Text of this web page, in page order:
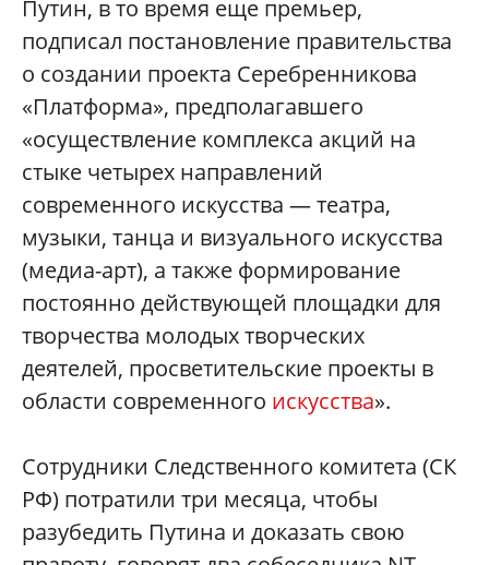
Путин, в то время еще премьер,
подписал постановление правительства
о создании проекта Серебренникова
«Платформа», предполагавшего
«осуществление комплекса акций на
стыке четырех направлений
современного искусства — театра,
музыки, танца и визуального искусства
(медиа-арт), а также формирование
постоянно действующей площадки для
творчества молодых творческих
деятелей, просветительские проекты в
области современного искусства».
Сотрудники Следственного комитета (СК
РФ) потратили три месяца, чтобы
разубедить Путина и доказать свою